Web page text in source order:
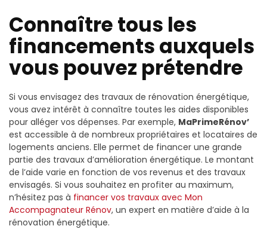
Connaître tous les
financements auxquels
vous pouvez prétendre
Si vous envisagez des travaux de rénovation énergétique,
vous avez intérêt à connaître toutes les aides disponibles
pour alléger vos dépenses. Par exemple, MaPrimeRénov’
est accessible à de nombreux propriétaires et locataires de
logements anciens. Elle permet de financer une grande
partie des travaux d’amélioration énergétique. Le montant
de l’aide varie en fonction de vos revenus et des travaux
envisagés. Si vous souhaitez en profiter au maximum,
n’hésitez pas à financer vos travaux avec Mon
Accompagnateur Rénov, un expert en matière d’aide à la
rénovation énergétique.